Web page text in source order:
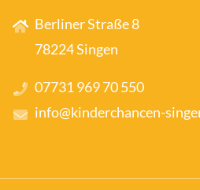
Berliner Straße 8
78224 Singen
07731 969 70 550
info@kinderchancen-